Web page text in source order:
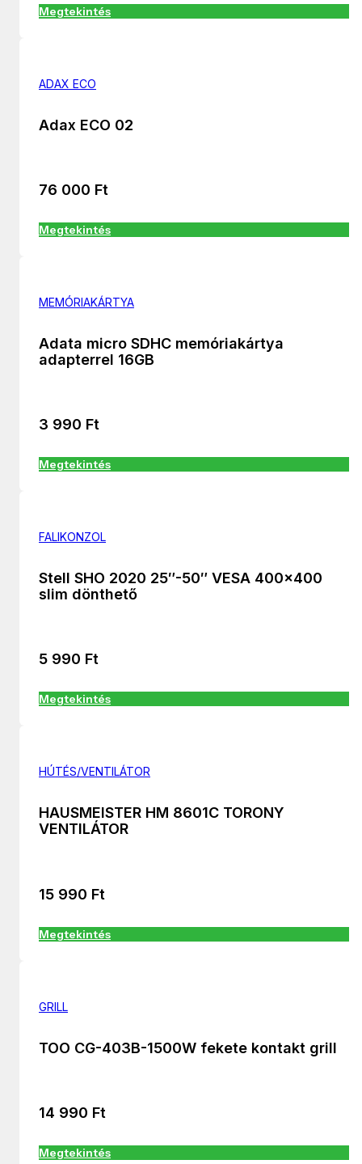
Megtekintés
ADAX ECO
Adax ECO 02
76 000 Ft
Megtekintés
MEMÓRIAKÁRTYA
Adata micro SDHC memóriakártya
adapterrel 16GB
3 990 Ft
Megtekintés
FALIKONZOL
Stell SHO 2020 25″-50″ VESA 400×400
slim dönthető
5 990 Ft
Megtekintés
HÚTÉS/VENTILÁTOR
HAUSMEISTER HM 8601C TORONY
VENTILÁTOR
15 990 Ft
Megtekintés
GRILL
TOO CG-403B-1500W fekete kontakt grill
14 990 Ft
Megtekintés